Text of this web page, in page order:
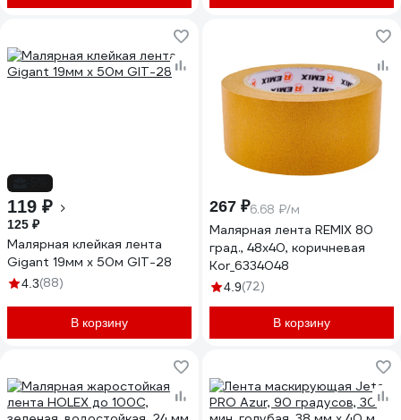
119 ₽
125 ₽
Малярная клейкая лента
Gigant 19мм x 50м GIT-28
4.3(88)
В корзину
267 ₽6.68 ₽/м
Малярная лента REMIX 80
град., 48x40, коричневая
Kor_6334048
4.9(72)
В корзину